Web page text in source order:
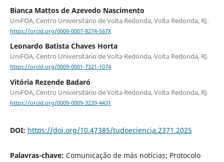
Bianca Mattos de Azevedo Nascimento
UniFOA, Centro Universitário de Volta Redonda, Volta Redonda, RJ.
https://orcid.org/0009-0007-8274-567X
Leonardo Batista Chaves Horta
UniFOA, Centro Universitário de Volta Redonda, Volta Redonda, RJ.
https://orcid.org/0009-0001-7321-1074
Vitória Rezende Badaró
UniFOA, Centro Universitário de Volta Redonda, Volta Redonda, RJ.
https://orcid.org/0009-0009-3239-4431
DOI: https://doi.org/10.47385/tudoeciencia.2371.2025
Palavras-chave: Comunicação de más notícias; Protocolo